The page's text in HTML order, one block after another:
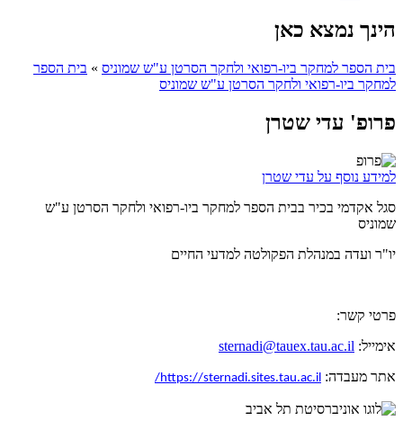
הינך נמצא כאן
בית הספר למחקר ביו-רפואי ולחקר הסרטן ע"ש שמוניס » בית הספר
למחקר ביו-רפואי ולחקר הסרטן ע"ש שמוניס
פרופ' עדי שטרן
למידע נוסף על עדי שטרן
סגל אקדמי בכיר בבית הספר למחקר ביו-רפואי ולחקר הסרטן ע"ש
שמוניס
יו"ר ועדה במנהלת הפקולטה למדעי החיים
פרטי קשר:
אימייל: sternadi@tauex.tau.ac.il
אתר מעבדה: https://sternadi.sites.tau.ac.il/